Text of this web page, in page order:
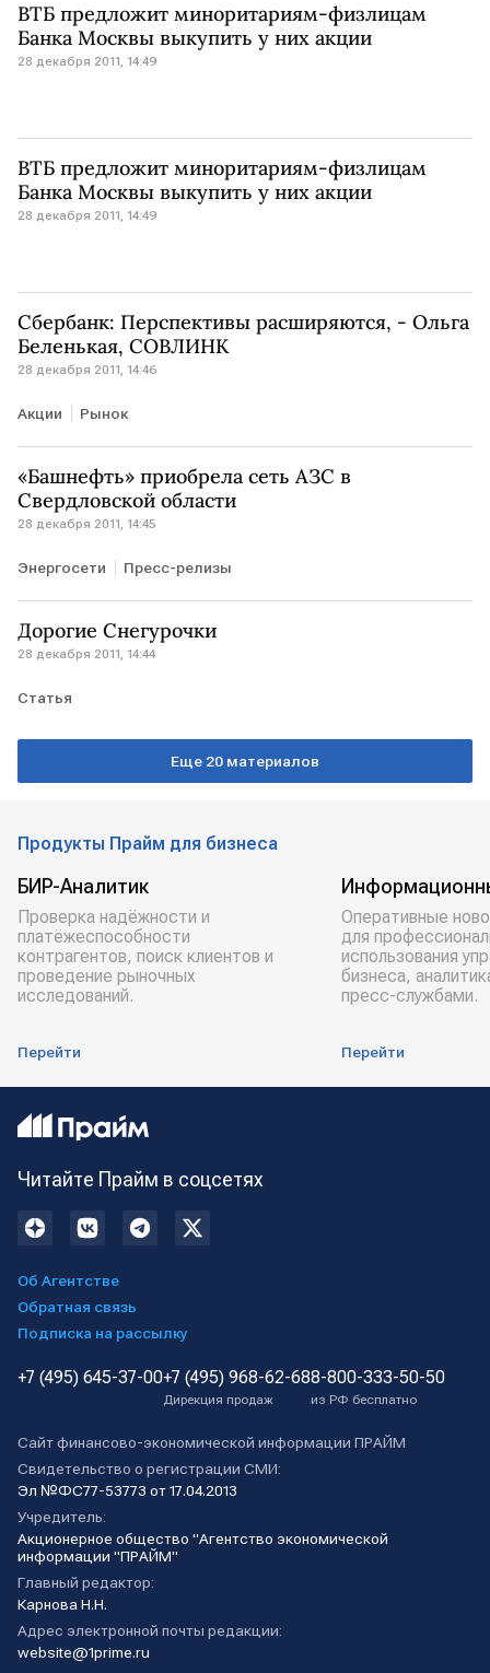
ВТБ предложит миноритариям-физлицам
Банка Москвы выкупить у них акции
28 декабря 2011, 14:49
ВТБ предложит миноритариям-физлицам
Банка Москвы выкупить у них акции
28 декабря 2011, 14:49
Сбербанк: Перспективы расширяются, - Ольга
Беленькая, СОВЛИНК
28 декабря 2011, 14:46
Акции Рынок
«Башнефть» приобрела сеть АЗС в
Свердловской области
28 декабря 2011, 14:45
Энергосети Пресс-релизы
Дорогие Снегурочки
28 декабря 2011, 14:44
Статья
Еще 20 материалов
Продукты Прайм для бизнеса
БИР-Аналитик
Проверка надёжности и
платёжеспособности
контрагентов, поиск клиентов и
проведение рыночных
исследований.
Перейти
Оперативные
для
использования
бизнеса,
пресс-службами.
Перейти
Читайте Прайм в соцсетях
Об Агентстве
Обратная связь
Подписка на рассылку
+7 (495) 645-37-00+7 (495) 968-62-68
Дирекция продаж
8-800-333-50-50
из РФ бесплатно
Сайт финансово-экономической информации ПРАЙМ
Свидетельство о регистрации СМИ:
Эл №ФС77-53773 от 17.04.2013
Учредитель:
Акционерное общество "Агентство экономической
информации "ПРАЙМ"
Главный редактор:
Карнова Н.Н.
Адрес электронной почты редакции:
website@1prime.ru